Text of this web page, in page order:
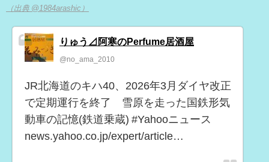
（出典 @1984arashic）
りゅう⊿阿寒のPerfume居酒屋
@no_ama_2010
JR北海道のキハ40、2026年3月ダイヤ改正
で定期運行を終了 雪原を走った国鉄形気
動車の記憶(鉄道乗蔵) #Yahooニュース
news.yahoo.co.jp/expert/article…